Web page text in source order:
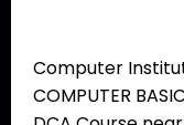
Computer
COMPUTER